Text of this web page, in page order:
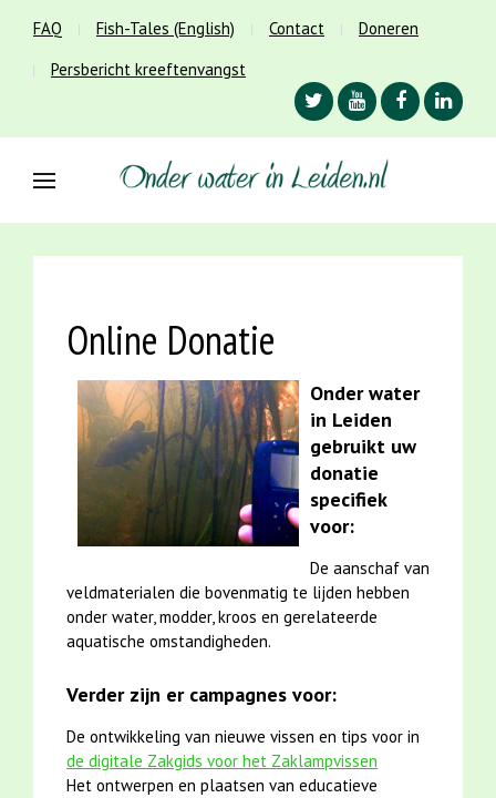
FAQ Fish-Tales (English) Contact
Doneren
Persbericht kreeftenvangst
Online Donatie
Onder water
in Leiden
gebruikt uw
donatie
specifiek
voor:
De aanschaf van
veldmaterialen die bovenmatig te lijden hebben
onder water, modder, kroos en gerelateerde
aquatische omstandigheden.
Verder zijn er campagnes voor:
De ontwikkeling van nieuwe vissen en tips voor in
de digitale Zakgids voor het Zaklampvissen
Het ontwerpen en plaatsen van educatieve